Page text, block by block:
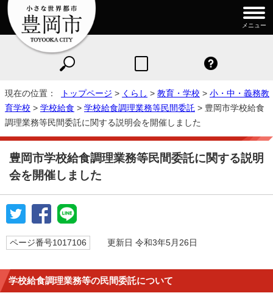
メニュー
現在の位置： トップページ > くらし > 教育・学校 > 小・中・義務教
育学校 > 学校給食 > 学校給食調理業務等民間委託 > 豊岡市学校給食
調理業務等民間委託に関する説明会を開催しました
豊岡市学校給食調理業務等民間委託に関する説明
会を開催しました
ページ番号1017106 更新日 令和3年5月26日
学校給食調理業務等の民間委託について